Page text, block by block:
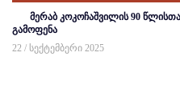
მერაბ კოკოჩაშვილის 90
გამოფენა
22 / სექტემბერი 2025